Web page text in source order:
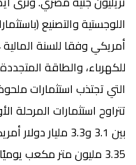
للكهرباء، والطاقة
التي تجتذب استثمارات
تتراوح استثمارات المرحلة
بين 3.1 و3.3
3.35 مليون متر مكعب يوميًا بحلول عام 2025.”